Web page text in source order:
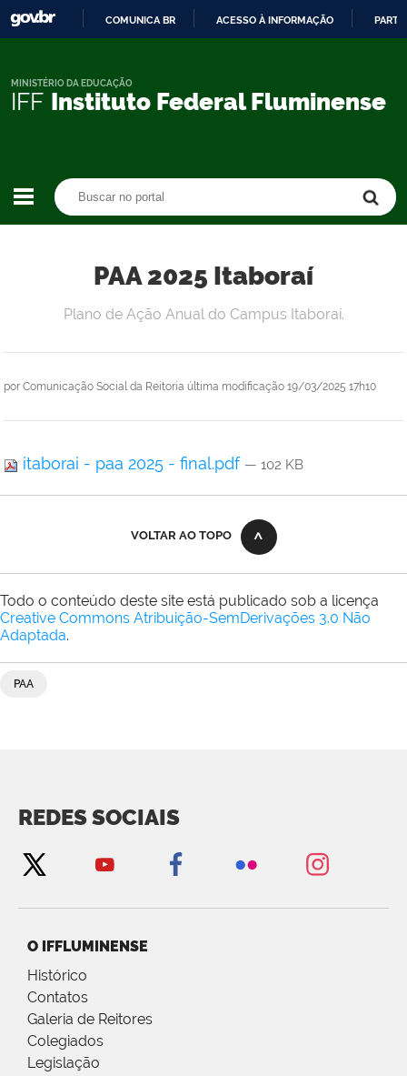
CONTEÚDO
COMUNICA BR ACESSO À INFORMAÇÃO
IFF Instituto Federal Fluminense
MINISTÉRIO DA EDUCAÇÃO
PAA 2025 Itaboraí
por Comunicação Social da Reitoria última modificação 19/03/2025 17h10
Plano de Ação Anual do Campus Itaboraí.
itaborai - paa 2025 - final.pdf — 102 KB
VOLTAR AO TOPO
Todo o conteúdo deste site está publicado sob a licença
Creative Commons Atribuição-SemDerivações 3.0 Não
Adaptada.
PAA
REDES SOCIAIS
O IFFLUMINENSE
Histórico
Contatos
Galeria de Reitores
Colegiados
Legislação